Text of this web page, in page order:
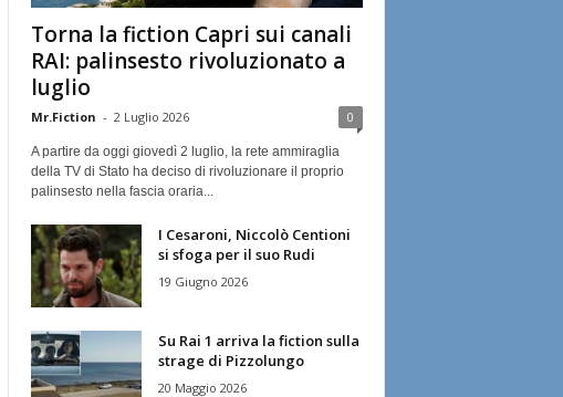
Torna la fiction Capri sui canali
RAI: palinsesto rivoluzionato a
luglio
Mr.Fiction - 2 Luglio 2026 0
A partire da oggi giovedì 2 luglio, la rete ammiraglia
della TV di Stato ha deciso di rivoluzionare il proprio
palinsesto nella fascia oraria...
I Cesaroni, Niccolò Centioni
si sfoga per il suo Rudi
19 Giugno 2026
Su Rai 1 arriva la fiction sulla
strage di Pizzolungo
20 Maggio 2026